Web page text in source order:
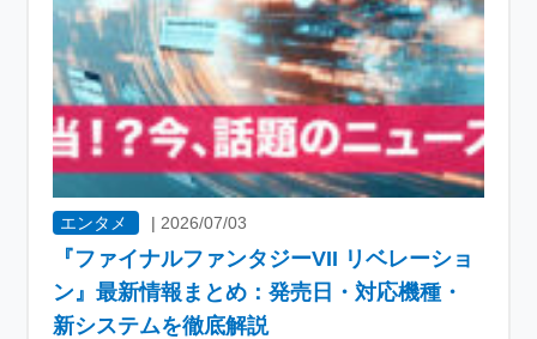
エンタメ | 2026/07/03
『ファイナルファンタジーVII リベレーショ
ン』最新情報まとめ：発売日・対応機種・
新システムを徹底解説